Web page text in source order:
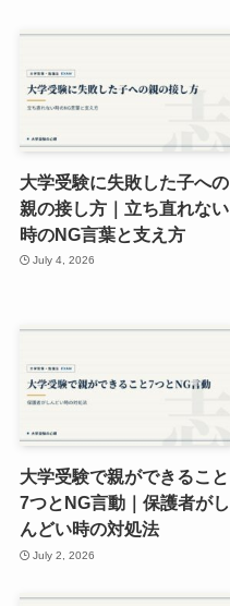
大学受験に失敗した子への
親の接し方｜立ち直れない
時のNG言葉と支え方
July 4, 2026
大学受験で親ができること
7つとNG言動｜保護者がし
んどい時の対処法
July 2, 2026